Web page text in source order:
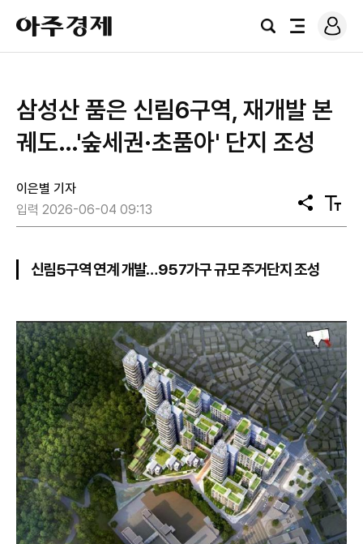
아
주
경
검
전
로
그
삼성산 품은 신림6구역, 재개발 본
궤도…'숲세권·초품아' 단지 조성
이은별 기자
입력 2026-06-04 09:13
공
유
텍
스
신림5구역 연계 개발…957가구 규모 주거단지 조성